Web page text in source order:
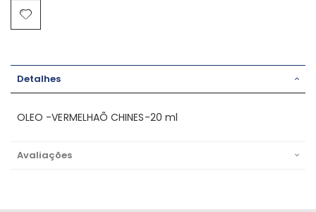
Detalhes
OLEO -VERMELHAÕ CHINES-20 ml
Avaliações